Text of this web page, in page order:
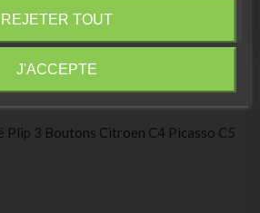
4,7 /5) sur9note(s)
Plip 3 Boutons Citroen C4 Picasso C5
REJETER TOUT
J'ACCEPTE
Fermer
Information